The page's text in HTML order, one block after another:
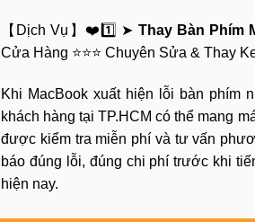
【Dịch Vụ】❤️1️⃣ ➤ Thay Bàn Phím
Cửa Hàng ⭐⭐⭐ Chuyên Sửa & Thay
Khi MacBook xuất hiện lỗi bàn phím
khách hàng tại TP.HCM có thể mang
được kiểm tra miễn phí và tư vấn
báo đúng lỗi, đúng chi phí trước khi
hiện nay.